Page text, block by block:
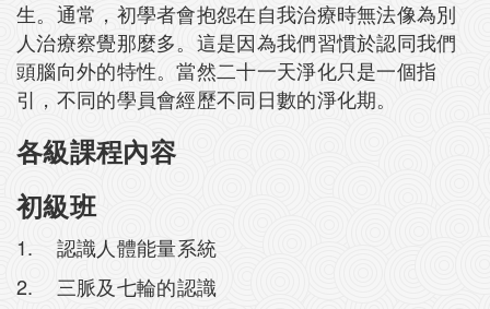
生。通常，初學者會抱怨在自我治療時無法像為別
人治療察覺那麼多。這是因為我們習慣於認同我們
頭腦向外的特性。當然二十一天淨化只是一個指
引，不同的學員會經歷不同日數的淨化期。
各級課程內容
初級班
1. 認識人體能量系統
2. 三脈及七輪的認識